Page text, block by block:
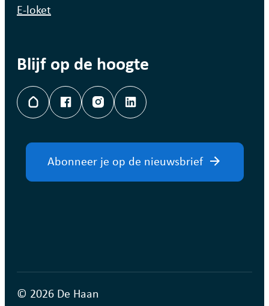
E-loket
Blijf op de hoogte
Hoplr FacebookInstagramLinkedIn
Abonneer je op de nieuwsbrief
© 2026 De Haan